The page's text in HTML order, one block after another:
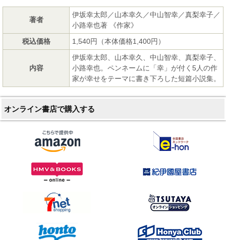
著者
伊坂幸太郎／山本幸久／中山智幸／真梨幸子／
小路幸也著 《作家》
税込価格
1,540円（本体価格1,400円）
内容
伊坂幸太郎、山本幸久、中山智幸、真梨幸子、
小路幸也。ペンネームに「幸」が付く5人の作
家が幸せをテーマに書き下ろした短篇小説集。
オンライン書店で購入する